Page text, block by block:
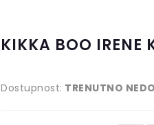
KIKKA BOO IRENE
Dostupnost: TRENUTNO